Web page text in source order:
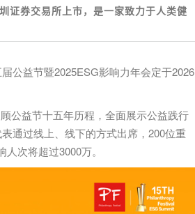
证券交易所上市，是一家致力于人类健
公益节暨2025ESG影响力年会定于2026
公益节十五年历程，全面展示公益践行
通过线上、线下的方式出席，200位重
次将超过3000万。